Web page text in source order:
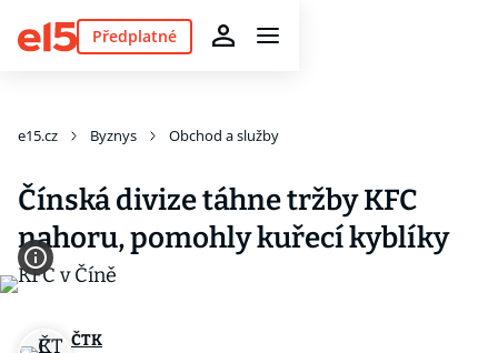
Předplatné
e15.cz Byznys Obchod a služby
Čínská divize táhne tržby KFC
nahoru, pomohly kuřecí kyblíky
ČTK